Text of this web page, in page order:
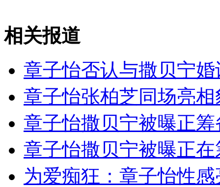
外交部：有关国家言论片面不公正
安徽一实载49人客车翻车
走！跟着总书记去植树
消防员救轻生者 花炮节热闹非凡 减压"枕头大战"
相关报道
章子怡否认与撒贝宁
章子怡张柏芝同场亮
章子怡撒贝宁被曝正
章子怡撒贝宁被曝正
为爱痴狂：章子怡性